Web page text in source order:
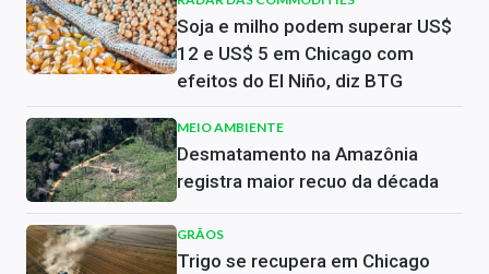
Soja e milho podem superar US$
12 e US$ 5 em Chicago com
efeitos do El Niño, diz BTG
MEIO AMBIENTE
Desmatamento na Amazônia
registra maior recuo da década
GRÃOS
Trigo se recupera em Chicago